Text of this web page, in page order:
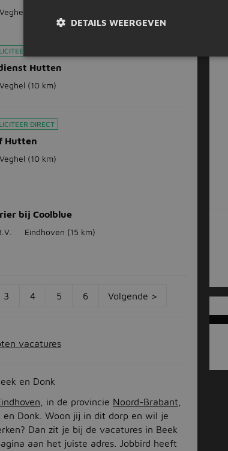
Veghel
DIRECT
Hutten
Veghel (10 km)
DIRECT
Hutten
Veghel (10 km)
bij Coolblue
Eindhoven (15 km)
3 4 5 6 Volgende >
vacatures
en Donk
, in de provincie Noord-Brabant
en Donk. Woon jij in dit dorp en wil je
Dan zit je bij de vacatures in Beek
aan het juiste adres. Jobbird heeft
DETAILS WEERGEVEN